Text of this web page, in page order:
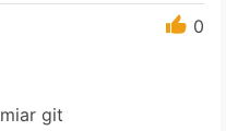
0
git